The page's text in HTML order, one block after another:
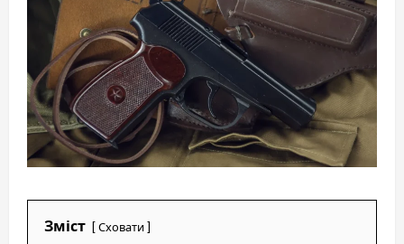
Зміст Сховати